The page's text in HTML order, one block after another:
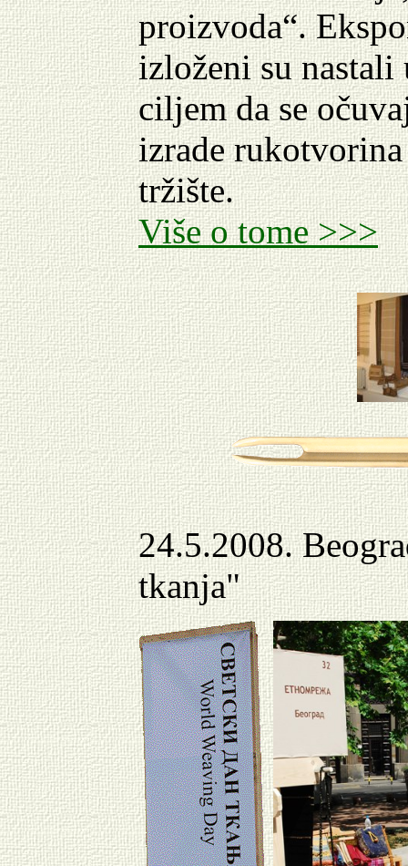
proizvoda“.
izloženi su nastali
ciljem da se
izrade
tržište.
Više o tome >>>
24.5.2008.
tkanja"